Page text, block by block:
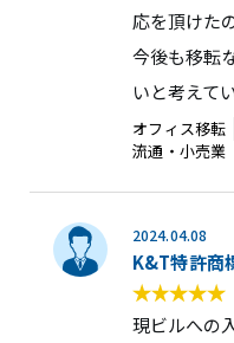
応を頂けた
今後も移転
いと考えて
オフィス移転
流通・小売業
2024.04.08
K&T特許商
現ビルへの